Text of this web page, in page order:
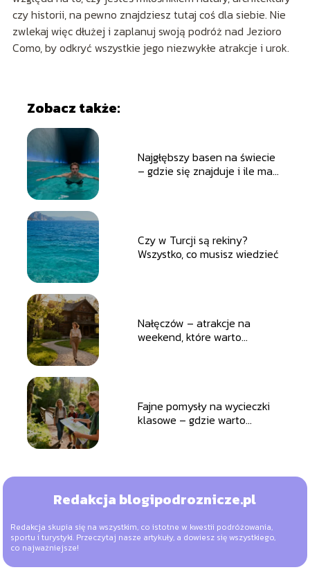
czy historii, na pewno znajdziesz tutaj coś dla siebie. Nie
zwlekaj więc dłużej i zaplanuj swoją podróż nad Jezioro
Como, by odkryć wszystkie jego niezwykłe atrakcje i urok.
Zobacz także:
Najgłębszy basen na świecie
– gdzie się znajduje i ile ma
Czy w Turcji są rekiny?
Wszystko, co musisz wiedzieć
Nałęczów – atrakcje na
weekend, które warto
Fajne pomysły na wycieczki
klasowe – gdzie warto
Redakcja blogipodroznicze.pl
Redakcja skupia się na wszystkim, co istotne w kwestii podróżowania,
sportu i turystyki. Przeczytaj nasze artykuły, a dowiesz się wszystkiego,
co najważniejsze!